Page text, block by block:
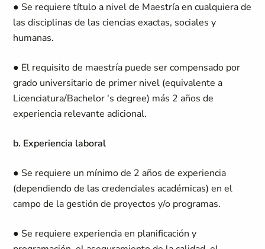
● Se requiere título a nivel de Maestría en cualquiera de
las disciplinas de las ciencias exactas, sociales y
humanas.
● El requisito de maestría puede ser compensado por
grado universitario de primer nivel (equivalente a
Licenciatura/Bachelor 's degree) más 2 años de
experiencia relevante adicional.
b. Experiencia laboral
● Se requiere un mínimo de 2 años de experiencia
(dependiendo de las credenciales académicas) en el
campo de la gestión de proyectos y/o programas.
● Se requiere experiencia en planificación y